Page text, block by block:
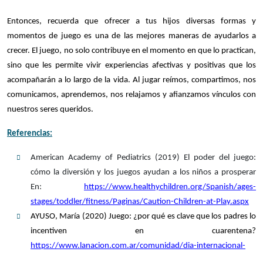
Entonces, recuerda que ofrecer a tus hijos diversas formas y
momentos de juego es una de las mejores maneras de ayudarlos a
crecer. El juego, no solo contribuye en el momento en que lo practican,
sino que les permite vivir experiencias afectivas y positivas que los
acompañarán a lo largo de la vida. Al jugar reímos, compartimos, nos
comunicamos, aprendemos, nos relajamos y afianzamos vínculos con
nuestros seres queridos.
Referencias:
American Academy of Pediatrics (2019) El poder del juego:
cómo la diversión y los juegos ayudan a los niños a prosperar
En:
https://www.healthychildren.org/Spanish/ages-
stages/toddler/fitness/Paginas/Caution-Children-at-Play.aspx
AYUSO, María (2020) Juego: ¿por qué es clave que los padres lo
incentiven en cuarentena?
https://www.lanacion.com.ar/comunidad/dia-internacional-